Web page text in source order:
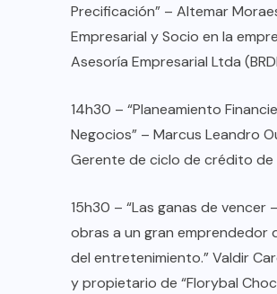
Precificación” – Altemar
Empresarial y Socio en la
Asesoría Empresarial Ltda
14h30 – “Planeamiento
Negocios” – Marcus Leandro
Gerente de ciclo de crédito de
15h30 – “Las ganas de vencer
obras a un gran emprendedor
del entretenimiento.” Valdir
y propietario de “Florybal